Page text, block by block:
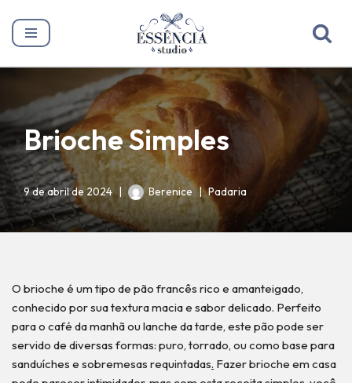
Pular
conteúdo
Brioche Simples
9 de abril de 2024 Berenice Padaria
O brioche é um tipo de pão francês rico e amanteigado,
conhecido por sua textura macia e sabor delicado. Perfeito
para o café da manhã ou lanche da tarde, este pão pode ser
servido de diversas formas: puro, torrado, ou como base para
sanduíches e sobremesas requintadas. Fazer brioche em casa